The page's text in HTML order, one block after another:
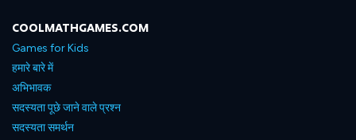
COOLMATHGAMES.COM
Games for Kids
हमारे बारे में
अभिभावक
सदस्यता पूछे जाने वाले प्रश्न
सदस्यता समर्थन